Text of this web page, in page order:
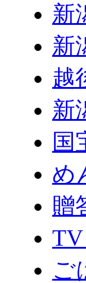
新
新
越
新
国
め
贈
ご